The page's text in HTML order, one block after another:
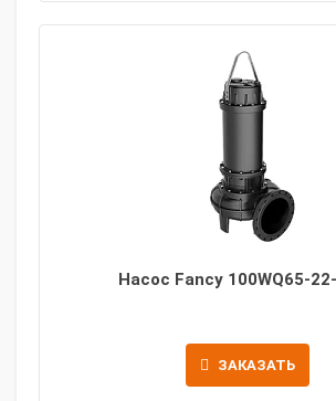
Насос Fancy 100WQ65-
ЗАКАЗАТЬ